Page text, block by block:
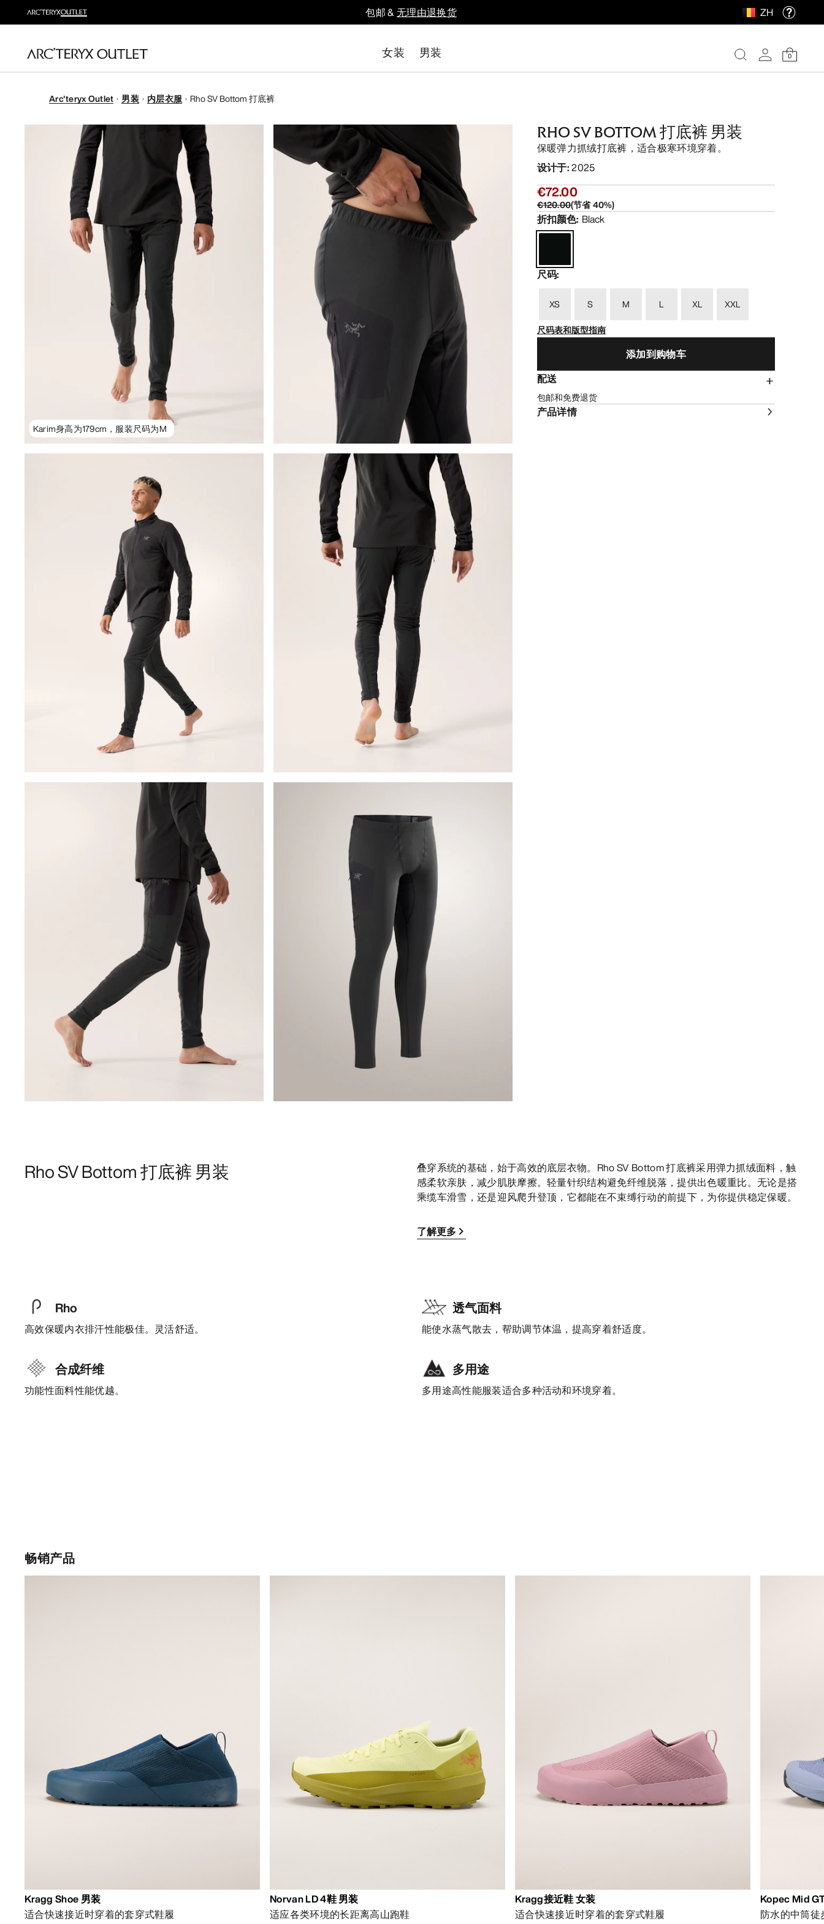
包邮 &无理由退换货 ZH
女装 男装 0
Arc'teryx Outlet 男装 内层衣服 Rho SV Bottom 打底裤
Karim身高为179cm，服装尺码为M
RHO SV BOTTOM 打底裤 男装
保暖弹力抓绒打底裤，适合极寒环境穿着。
设计于:2025
€72.00
€120.00(节省40%)
折扣颜色: Black
尺码:
XS S M L XL
XXL
尺码表和版型指南
添加到购物车
配送
包邮和免费退货
产品详情
Rho SV Bottom 打底裤 男装
叠穿系统的基础，始于高效的底层衣物。Rho SV Bottom 打底裤采用弹力抓绒面料，触
感柔软亲肤，减少肌肤摩擦。轻量针织结构避免纤维脱落，提供出色暖重比。无论是搭
乘缆车滑雪，还是迎风爬升登顶，它都能在不束缚行动的前提下，为你提供稳定保暖。
了解更多
Rho
高效保暖内衣排汗性能极佳。灵活舒适。
透气面料
能使水蒸气散去，帮助调节体温，提高穿着舒适度。
合成纤维
功能性面料性能优越。
多用途
多用途高性能服装适合多种活动和环境穿着。
畅销产品
Kragg Shoe 男装
适合快速接近时穿着的套穿式鞋履
Norvan LD 4鞋 男装
适应各类环境的长距离高山跑鞋
Kragg接近鞋 女装
适合快速接近时穿着的套穿式鞋履
Kopec Mid
防水的中筒